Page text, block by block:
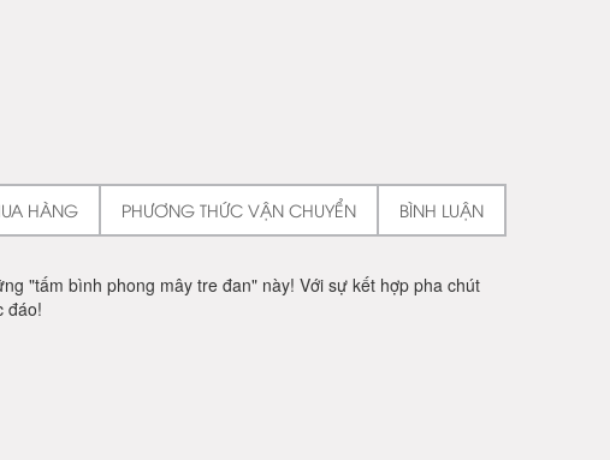
HÀNG PHƯƠNG THỨC VẬN CHUYỂN BÌNH LUẬN
"tấm bình phong mây tre đan" này! Với sự kết hợp pha chút
đáo!